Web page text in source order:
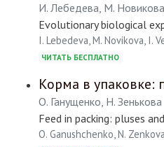
И. Лебедева, М.
Evolutionary biological
I. Lebedeva, M. Novikova, I.
ЧИТАТЬ БЕСПЛАТНО
Корма в
О. Ганущенко, Н. Зенькова
Feed in packing: pluses
O. Ganushchenko, N. Zenkova